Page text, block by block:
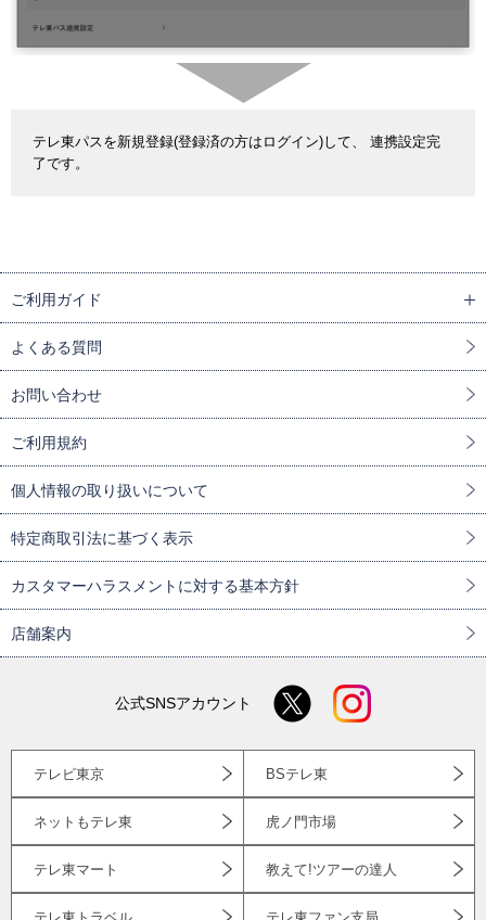
テレ東パスを新規登録(登録済の方はログイン)して、 連携設定完
了です。
ご利用ガイド
よくある質問
お問い合わせ
ご利用規約
個人情報の取り扱いについて
特定商取引法に基づく表示
カスタマーハラスメントに対する基本方針
店舗案内
公式SNSアカウント
テレビ東京 BSテレ東
ネットもテレ東 虎ノ門市場
テレ東マート 教えて!ツアーの達人